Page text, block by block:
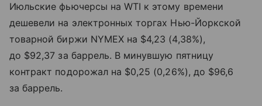
Июльские фьючерсы на WTI к этому времени
дешевели на электронных торгах Нью-Йоркской
товарной биржи NYMEX на $4,23 (4,38%),
до $92,37 за баррель. В минувшую пятницу
контракт подорожал на $0,25 (0,26%), до $96,6
за баррель.